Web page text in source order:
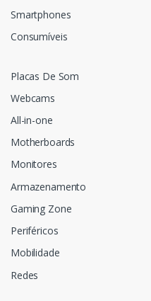
Smartphones
Consumíveis
Placas De Som
Webcams
All-in-one
Motherboards
Monitores
Armazenamento
Gaming Zone
Periféricos
Mobilidade
Redes